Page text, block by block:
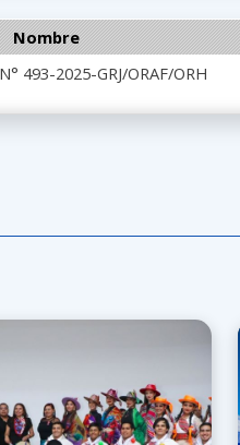
Nombre
493-2025-GRJ/ORAF/ORH